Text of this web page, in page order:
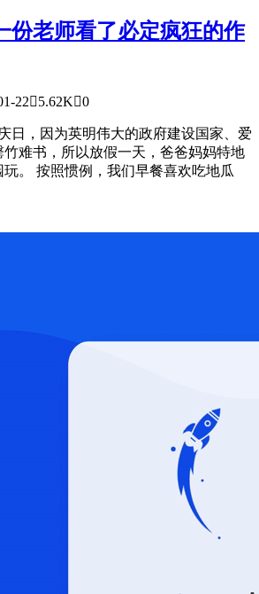
份老师看了必定疯狂的作
225.62K0
日，因为英明伟大的政府建设国家、爱
难书，所以放假一天，爸爸妈妈特地
。 按照惯例，我们早餐喜欢吃地瓜